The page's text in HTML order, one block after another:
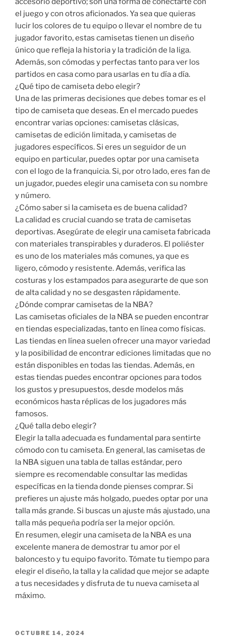
el juego y con otros aficionados. Ya sea que quieras
lucir los colores de tu equipo o llevar el nombre de tu
jugador favorito, estas camisetas tienen un diseño
único que refleja la historia y la tradición de la liga.
Además, son cómodas y perfectas tanto para ver los
partidos en casa como para usarlas en tu día a día.
¿Qué tipo de camiseta debo elegir?
Una de las primeras decisiones que debes tomar es el
tipo de camiseta que deseas. En el mercado puedes
encontrar varias opciones: camisetas clásicas,
camisetas de edición limitada, y camisetas de
jugadores específicos. Si eres un seguidor de un
equipo en particular, puedes optar por una camiseta
con el logo de la franquicia. Si, por otro lado, eres fan de
un jugador, puedes elegir una camiseta con su nombre
y número.
¿Cómo saber si la camiseta es de buena calidad?
La calidad es crucial cuando se trata de camisetas
deportivas. Asegúrate de elegir una camiseta fabricada
con materiales transpirables y duraderos. El poliéster
es uno de los materiales más comunes, ya que es
ligero, cómodo y resistente. Además, verifica las
costuras y los estampados para asegurarte de que son
de alta calidad y no se desgasten rápidamente.
¿Dónde comprar camisetas de la NBA?
Las camisetas oficiales de la NBA se pueden encontrar
en tiendas especializadas, tanto en línea como físicas.
Las tiendas en línea suelen ofrecer una mayor variedad
y la posibilidad de encontrar ediciones limitadas que no
están disponibles en todas las tiendas. Además, en
estas tiendas puedes encontrar opciones para todos
los gustos y presupuestos, desde modelos más
económicos hasta réplicas de los jugadores más
famosos.
¿Qué talla debo elegir?
Elegir la talla adecuada es fundamental para sentirte
cómodo con tu camiseta. En general, las camisetas de
la NBA siguen una tabla de tallas estándar, pero
siempre es recomendable consultar las medidas
específicas en la tienda donde pienses comprar. Si
prefieres un ajuste más holgado, puedes optar por una
talla más grande. Si buscas un ajuste más ajustado, una
talla más pequeña podría ser la mejor opción.
En resumen, elegir una camiseta de la NBA es una
excelente manera de demostrar tu amor por el
baloncesto y tu equipo favorito. Tómate tu tiempo para
elegir el diseño, la talla y la calidad que mejor se adapte
a tus necesidades y disfruta de tu nueva camiseta al
máximo.
PUBLICADO
OCTUBRE 14, 2024